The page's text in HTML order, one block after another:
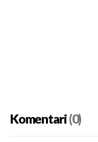
Komentari(0)